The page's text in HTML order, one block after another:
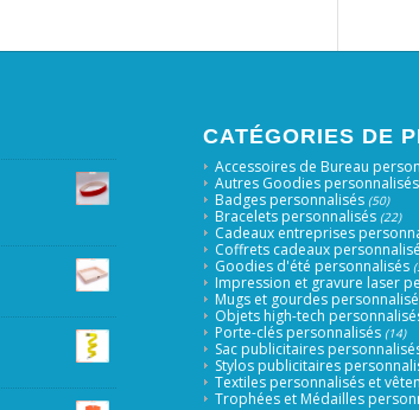
CATÉGORIES DE
Accessoires de Bureau
Autres Goodies personnalisés
Badges personnalisés (50)
Bracelets personnalisés (22)
Cadeaux entreprises
Coffrets cadeaux
Goodies d'été personnalisés
Impression et gravure laser
Mugs et gourdes
Objets high-tech
Porte-clés personnalisés (14)
Sac publicitaires
Stylos publicitaires
Textiles personnalisés et
Trophées et Médailles